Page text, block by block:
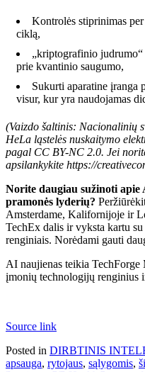
Kontrolės stiprinimas
ciklą,
„kriptografinio
prie kvantinio saugumo,
Sukurti aparatine įranga
visur, kur yra naudojamas
(Vaizdo šaltinis: Nacionalinių
HeLa ląstelės nuskaitymo
pagal CC BY-NC 2.0. Jei
apsilankykite https://
Norite daugiau sužinoti apie
pramonės lyderių?
Amsterdame, Kalifornijoje ir
TechEx dalis ir vyksta kartu
renginiais. Norėdami gauti
AI naujienas teikia TechForge
įmonių technologijų renginius
Source link
Posted in DIRBTINIS
apsauga, rytojaus, sąlygomis,